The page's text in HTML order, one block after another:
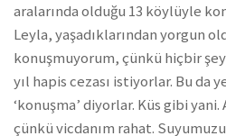
aralarında olduğu 13 köylüyle
Leyla, yaşadıklarından yorgun
konuşmuyorum, çünkü hiçbir
yıl hapis cezası istiyorlar. Bu da
‘konuşma’ diyorlar. Küs gibi
çünkü vicdanım rahat.